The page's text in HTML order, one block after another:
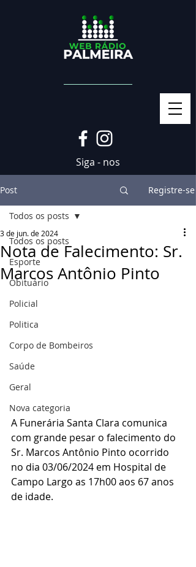
Siga - nos
Post Registre-se
Todos os posts
Esporte
Obituário
Policial
Politica
Corpo de Bombeiros
Saúde
Geral
Nova categoria
Todos os posts
Nota de Falecimento: Sr.
Marcos Antônio Pinto
3 de jun. de 2024
A Funerária Santa Clara comunica
com grande pesar o falecimento do
Sr. Marcos Antônio Pinto ocorrido
no dia 03/06/2024 em Hospital de
Campo Largo as 17h00 aos 67 anos
de idade.